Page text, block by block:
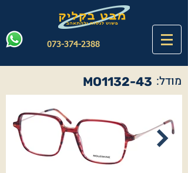
073-374-2388
MO1132-43 מודל: